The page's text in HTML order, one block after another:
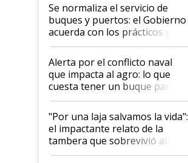
Se normaliza el servicio de
buques y puertos: el Gobierno
acuerda con los prácticos y
suspende el decreto de
desregulación
Alerta por el conflicto naval
que impacta al agro: lo que
cuesta tener un buque parado
y el peligro de que Argentina
pase a ser "país sucio"
"Por una laja salvamos la vida":
el impactante relato de la
tambera que sobrevivió al
tornado